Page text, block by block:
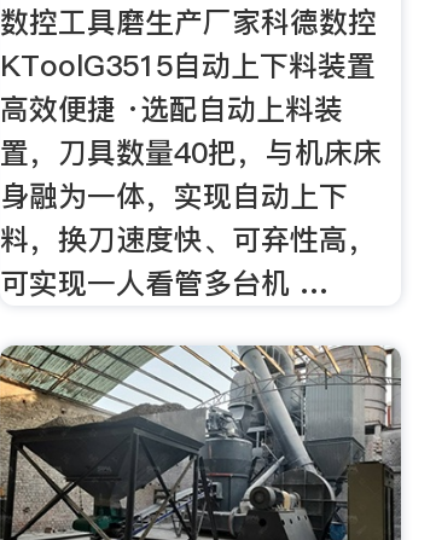
数控工具磨生产厂家科德数控
KToolG3515自动上下料装置
高效便捷 ·选配自动上料装
置，刀具数量40把，与机床床
身融为一体，实现自动上下
料，换刀速度快、可弃性高，
可实现一人看管多台机 …